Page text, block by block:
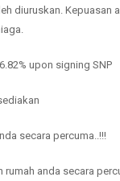
diuruskan. Kepuasan
upon signing SNP
secara percuma..!!!
rumah anda secara